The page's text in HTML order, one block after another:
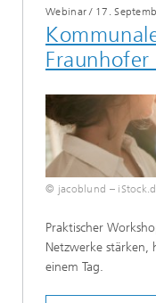
Webinar/ 17.
Fraunhofer
© jacoblund –
​Praktischer
Netzwerke stärken,
einem Tag.